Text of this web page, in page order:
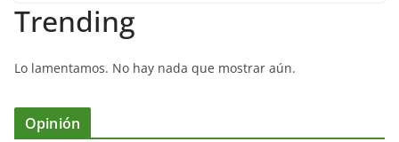
Trending
Lo lamentamos. No hay nada que mostrar aún.
Opinión